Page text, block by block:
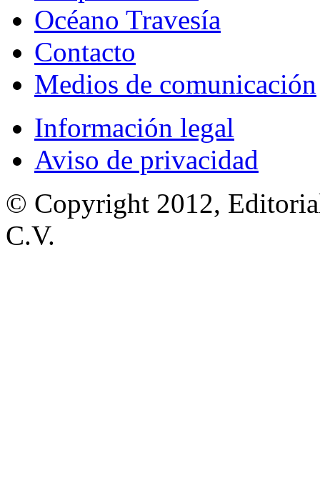
Océano Travesía
Contacto
Medios de comunicación
Información legal
Aviso de privacidad
© Copyright 2012,
C.V.